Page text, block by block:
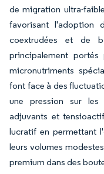
de migration ultra-
favorisant l'adoption
coextrudées et de
principalement
micronutriments
font face à des
une pression sur les
adjuvants et
lucratif en permettant
leurs volumes
premium dans des